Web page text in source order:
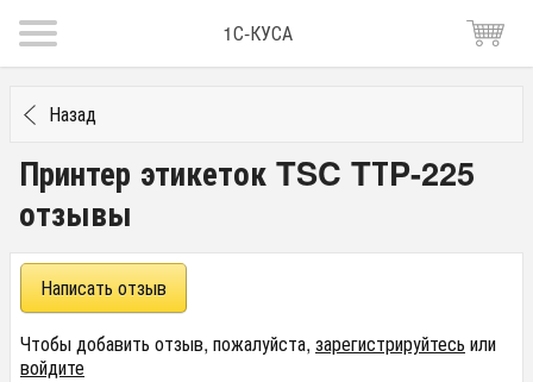
1С-КУСА
Назад
Принтер этикеток TSC TТP-225
отзывы
Написать отзыв
Чтобы добавить отзыв, пожалуйста, зарегистрируйтесь или
войдите